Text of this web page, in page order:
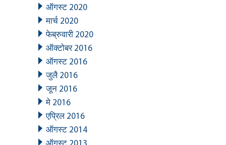
ऑगस्ट 2020
मार्च 2020
फेब्रुवारी 2020
ऑक्टोबर 2016
ऑगस्ट 2016
जुलै 2016
जून 2016
मे 2016
एप्रिल 2016
ऑगस्ट 2014